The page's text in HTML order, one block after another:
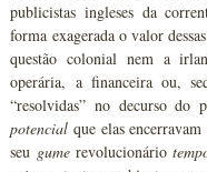
publicistas ingleses da
forma exagerada o valor
questão colonial nem a
operária, a financeira ou,
“resolvidas” no decurso
potencial que elas encerravam
seu gumerevolucionário